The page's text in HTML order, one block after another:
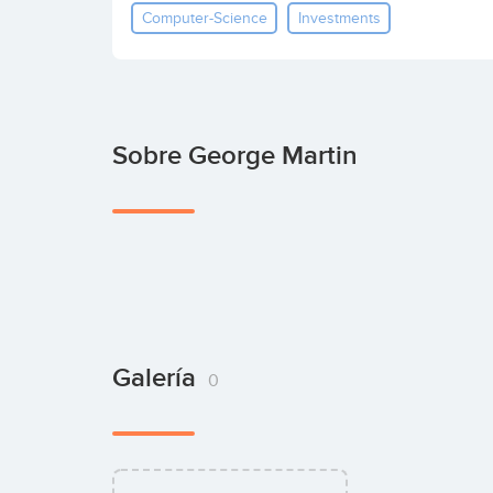
Computer-Science Investments
Sobre George Martin
Galería 0